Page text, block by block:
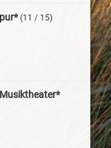
(11 / 15)